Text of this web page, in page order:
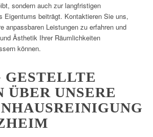
sondern auch zur langfristigen
Eigentums beiträgt. Kontaktieren Sie uns,
anpassbaren Leistungen zu erfahren und
Ästhetik Ihrer Räumlichkeiten
können.
GESTELLTE
ÜBER UNSERE